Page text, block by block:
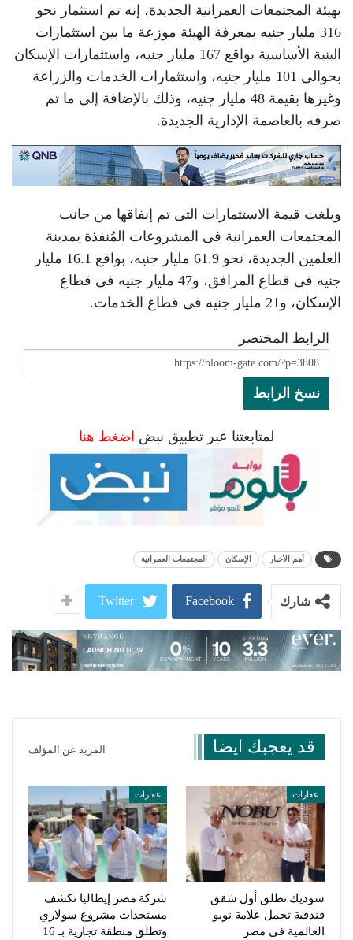
بهيئة المجتمعات العمرانية الجديدة، إنه تم استثمار نحو
316 مليار جنيه بمعرفة الهيئة موزعة ما بين استثمارات
البنية الأساسية بواقع 167 مليار جنيه، واستثمارات الإسكان
بحوالى 101 مليار جنيه، واستثمارات الخدمات والزراعة
وغيرها بقيمة 48 مليار جنيه، وذلك بالإضافة إلى ما تم
صرفه بالعاصمة الإدارية الجديدة.
وبلغت قيمة الاستثمارات التى تم إنفاقها من جانب
المجتمعات العمرانية فى المشروعات المُنفذة بمدينة
العلمين الجديدة، نحو 61.9 مليار جنيه، بواقع 16.1 مليار
جنيه فى قطاع المرافق، و47 مليار جنيه فى قطاع
الإسكان، و21 مليار جنيه فى قطاع الخدمات.
الرابط المختصر
نسخ الرابط
لمتابعتنا عبر تطبيق نبض اضغط هنا
أهم الأخبار الإسكان المجتمعات العمرانية
شارك Facebook
Twitter
قد يعجبك ايضا المزيد عن المؤلف
عقارات
سوديك تطلق أول شقق
فندقية تحمل علامة نوبو
العالمية في مصر
عقارات
شركة مصر إيطاليا تكشف
مستجدات مشروع سولاري
وتطلق منطقة تجارية بـ 16